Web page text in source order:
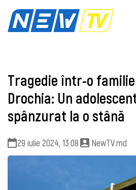
Tragedie într-o
Drochia: Un
spânzurat la o stână
29 iulie 2024, 13:08 NewTV.md